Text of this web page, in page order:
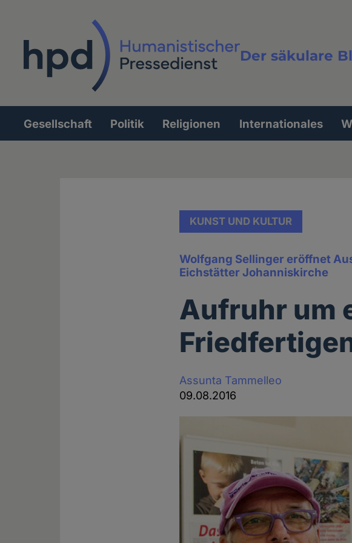
Der säkulare
Volltextsuche
Hauptnavigation
Gesellschaft Politik Religionen Internationales
KUNST UND KULTUR
Wolfgang Sellinger eröffnet
Eichstätter Johanniskirche
Aufruhr um
Assunta Tammelleo
09.08.2016